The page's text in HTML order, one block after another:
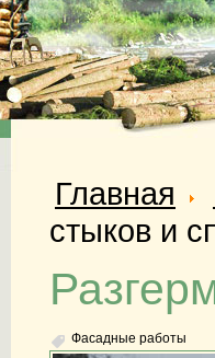
Главная
стыков и
Фасадные работы